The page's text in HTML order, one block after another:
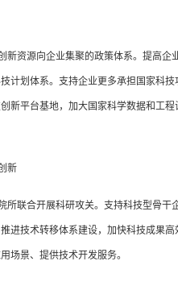
新资源向企业集聚的政策体系。提高
计划体系。支持企业更多承担国家科
新平台基地，加大国家科学数据和工
新
所联合开展科研攻关。支持科技型骨
进技术转移体系建设，加快科技成果
场景、提供技术开发服务。